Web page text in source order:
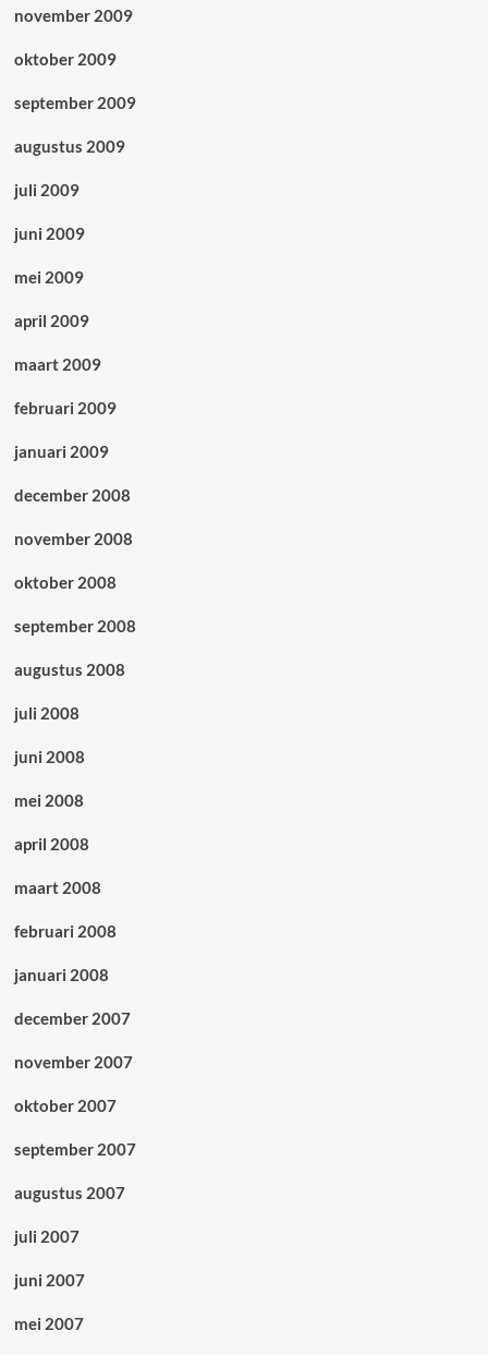
november 2009
oktober 2009
september 2009
augustus 2009
juli 2009
juni 2009
mei 2009
april 2009
maart 2009
februari 2009
januari 2009
december 2008
november 2008
oktober 2008
september 2008
augustus 2008
juli 2008
juni 2008
mei 2008
april 2008
maart 2008
februari 2008
januari 2008
december 2007
november 2007
oktober 2007
september 2007
augustus 2007
juli 2007
juni 2007
mei 2007